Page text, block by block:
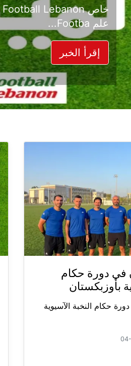
بعد موسم حافل بالإثارة
حسم ل...
إقرأ الخبر
في دورة حكام
بأوزبكستان
حكام النخبة الآسيوية